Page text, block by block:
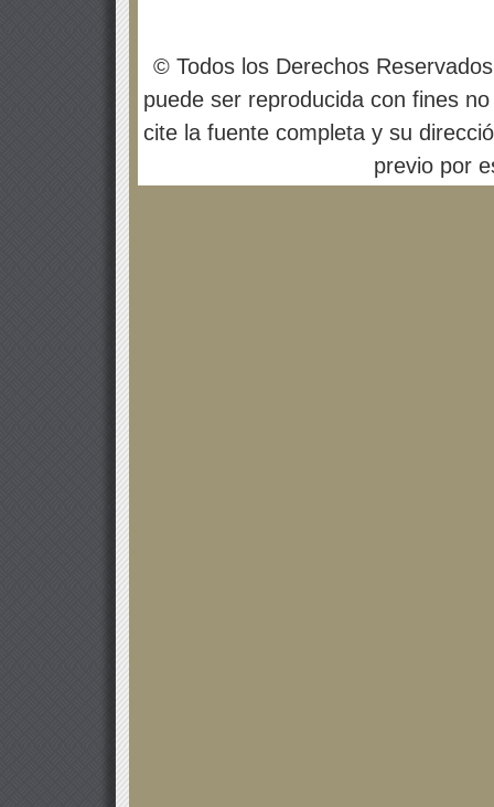
© Todos los Derechos
puede ser reproducida con fines
cite la fuente completa y su
previo por